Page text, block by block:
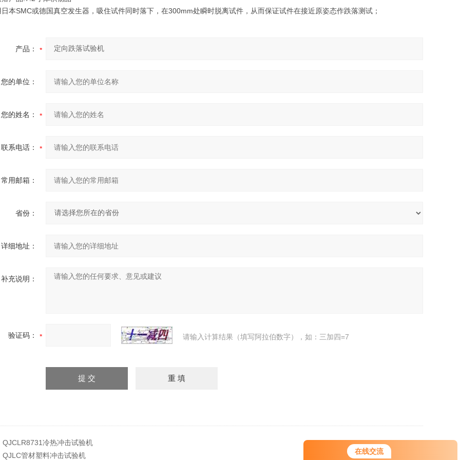
在线交流
本SMC或德国真空发生器，吸住试件同时落下，在300mm处瞬时脱离试件，从而保证试件在接近原姿态作跌落测试；
产品：
您的单位：
您的姓名：
联系电话：
常用邮箱：
省份：
详细地址：
补充说明：
验证码： 请输入计算结果（填写阿拉伯数字），如：三加四=7
QJCLR8731冷热冲击试验机
QJLC管材塑料冲击试验机